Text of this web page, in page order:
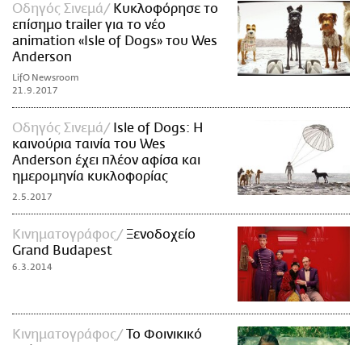
Οδηγός Σινεμά
Κυκλοφόρησε το
επίσημο trailer για το νέο
animation «Isle of Dogs» του Wes
Anderson
LifO Newsroom
21.9.2017
Οδηγός Σινεμά
Isle of Dogs: Η
καινούρια ταινία του Wes
Anderson έχει πλέον αφίσα και
ημερομηνία κυκλοφορίας
2.5.2017
Κινηματογράφος Ξενοδοχείο
Grand Budapest
6.3.2014
Κινηματογράφος Το Φοινικικό